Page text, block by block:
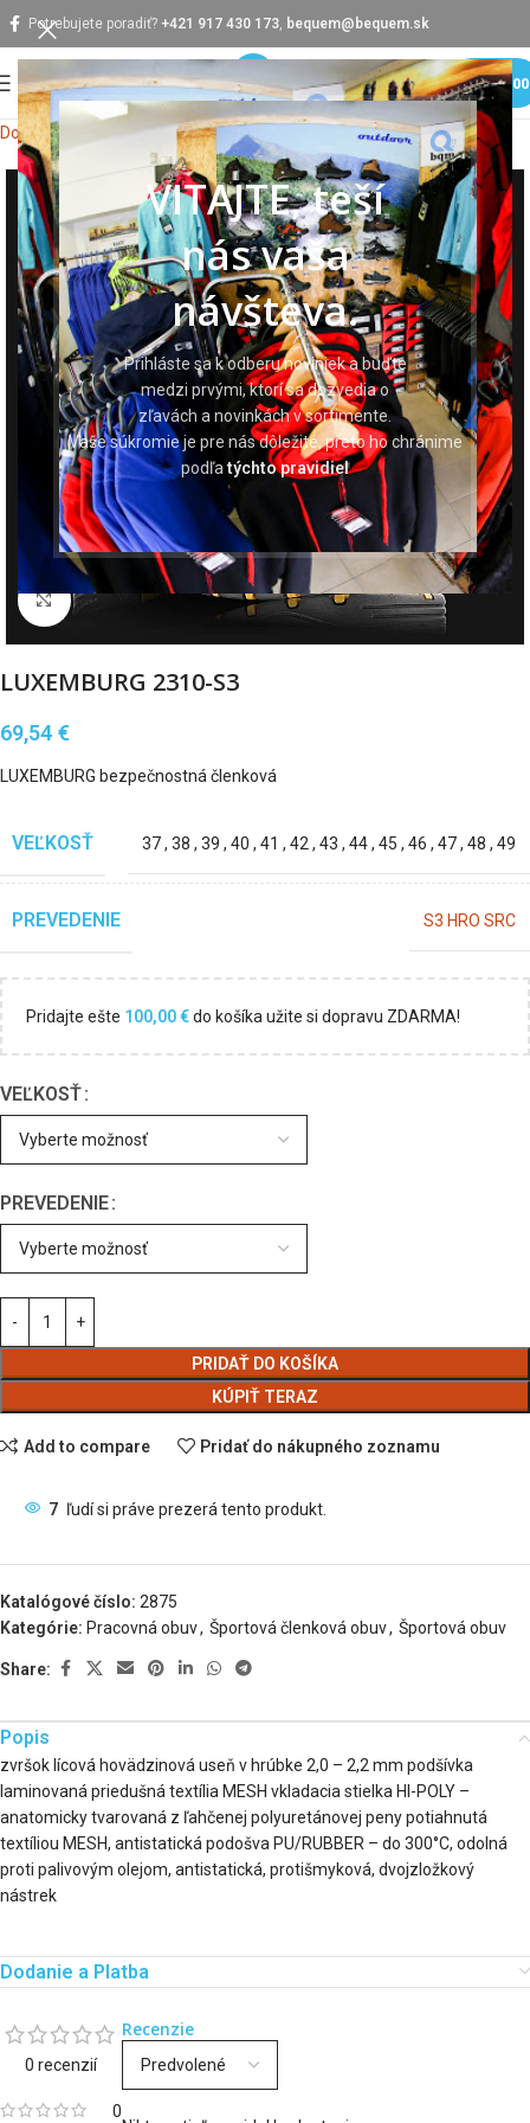
VITAJTE, teší
nás vaša
návšteva.
Prihláste sa k odberu noviniek a buďte
medzi prvými, ktorí sa dozvedia o
zľavách a novinkách v sortimente.
Vaše súkromie je pre nás dôležité, preto ho chránime
podľatýchto pravidiel
Potrebujete poradiť? +421 917 430 173, bequem@bequem.sk
MENU
Domov Pracovná obuv Športová obuv Športová členková obuv
Klikni pre zväčšenie
LUXEMBURG 2310-S3
69,54 €
LUXEMBURG bezpečnostná členková
VEĽKOSŤ 37, 38 , 39 , 40 , 41 , 42 , 43 , 44, 45 , 46 , 47, 48 , 49
PREVEDENIE S3 HRO SRC
Pridajte ešte 100,00€do košíka užite si dopravu ZDARMA!
VEĽKOSŤ
PREVEDENIE
PRIDAŤ DO KOŠÍKA
KÚPIŤ TERAZ
Add to compare Pridať do nákupného zoznamu
7 ľudí si práve prezerá tento produkt.
Katalógové číslo: 2875
Kategórie: Pracovná obuv, Športová členková obuv, Športová obuv
Share:
Popis
zvršok lícová hovädzinová useň v hrúbke 2,0 – 2,2 mm podšívka
laminovaná priedušná textília MESH vkladacia stielka HI-POLY –
anatomicky tvarovaná z ľahčenej polyuretánovej peny potiahnutá
textíliou MESH, antistatická podošva PU/RUBBER – do 300°C, odolná
proti palivovým olejom, antistatická, protišmyková, dvojzložkový
nástrek
Dodanie a Platba
0 recenzií
0
Recenzie